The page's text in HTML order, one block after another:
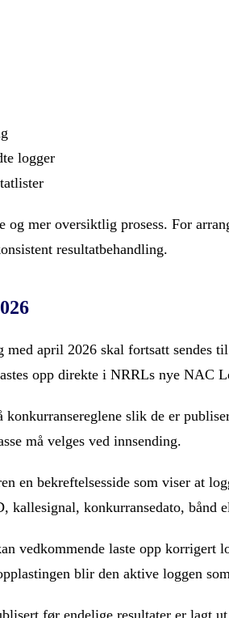
logger
og mer oversiktlig prosess. For
resultatbehandling.
april 2026 skal fortsatt sendes til
opp direkte i NRRLs nye NAC
konkurransereglene slik de er
må velges ved innsending.
en bekreftelsesside som viser at
kallesignal, konkurransedato, bånd
vedkommende laste opp korrigert
blir den aktive loggen